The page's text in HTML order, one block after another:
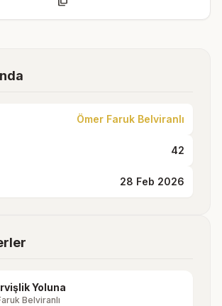
Ömer Faruk Belviranlı
42
28 Feb 2026
Yoluna
Belviranlı